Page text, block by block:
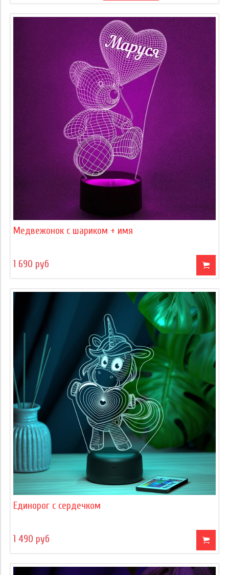
Медвежонок с шариком + имя
1 690 руб
Единорог с сердечком
1 490 руб